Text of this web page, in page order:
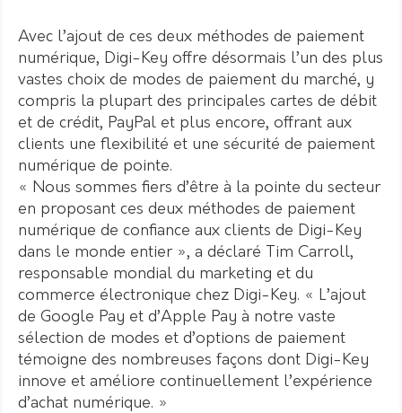
Avec l’ajout de ces deux méthodes de paiement
numérique, Digi-Key offre désormais l’un des plus
vastes choix de modes de paiement du marché, y
compris la plupart des principales cartes de débit
et de crédit, PayPal et plus encore, offrant aux
clients une flexibilité et une sécurité de paiement
numérique de pointe.
« Nous sommes fiers d’être à la pointe du secteur
en proposant ces deux méthodes de paiement
numérique de confiance aux clients de Digi-Key
dans le monde entier », a déclaré Tim Carroll,
responsable mondial du marketing et du
commerce électronique chez Digi-Key. « L’ajout
de Google Pay et d’Apple Pay à notre vaste
sélection de modes et d’options de paiement
témoigne des nombreuses façons dont Digi-Key
innove et améliore continuellement l’expérience
d’achat numérique. »